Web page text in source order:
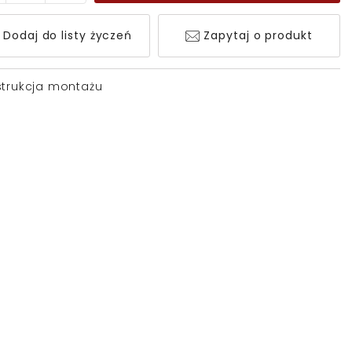
Dodaj do listy życzeń Zapytaj o produkt
montażu